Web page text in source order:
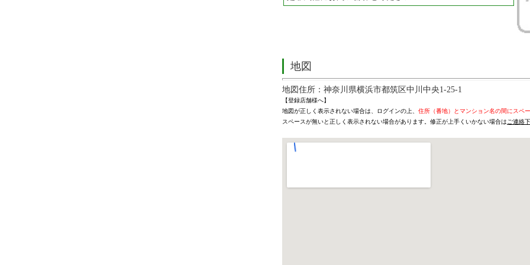
地図
地図住所：神奈川県横浜市都筑区中川中央1-25-1
【登録店舗様へ】
地図が正しく表示されない場合は、ログインの上、 住所（番地）とマンション名の間にスペ
スペースが無いと正しく表示されない場合があります。修正が上手くいかない場合は ご連絡